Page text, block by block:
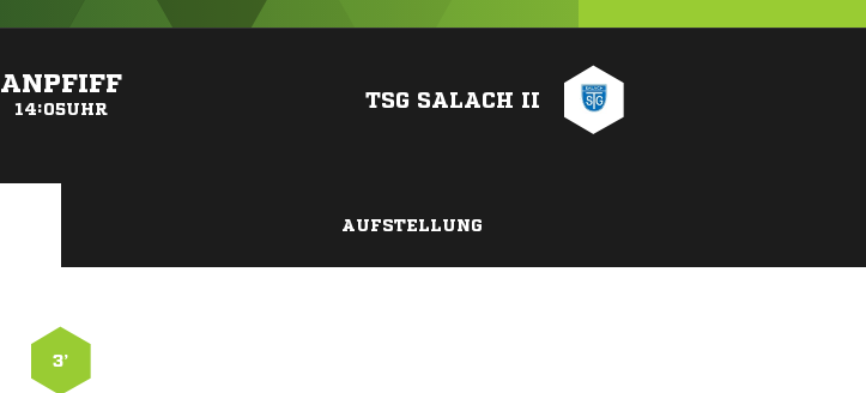
ANPFIFF
14:05UHR TSG SALACH II
AUFSTELLUNG
3’